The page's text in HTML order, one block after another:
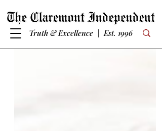
Truth & Excellence | Est. 1996